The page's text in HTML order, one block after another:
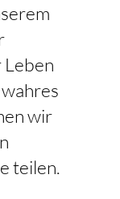
Leben
wir
teilen.